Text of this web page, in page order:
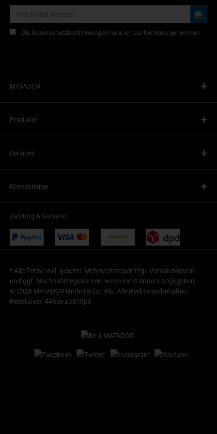
Die Datenschutzbestimmungen habe ich zur Kenntnis genommen.
MATADOR +
Produkte +
Services +
Kontaktieren +
Zahlung & Versand
* Alle Preise inkl. gesetzl. Mehrwertsteuer zzgl. Versandkosten
und ggf. Nachnahmegebühren, wenn nicht anders angegeben.
© 2026 MATADOR GmbH & Co. KG. Alle Rechte vorbehalten.
Resolution: 448px x3818px